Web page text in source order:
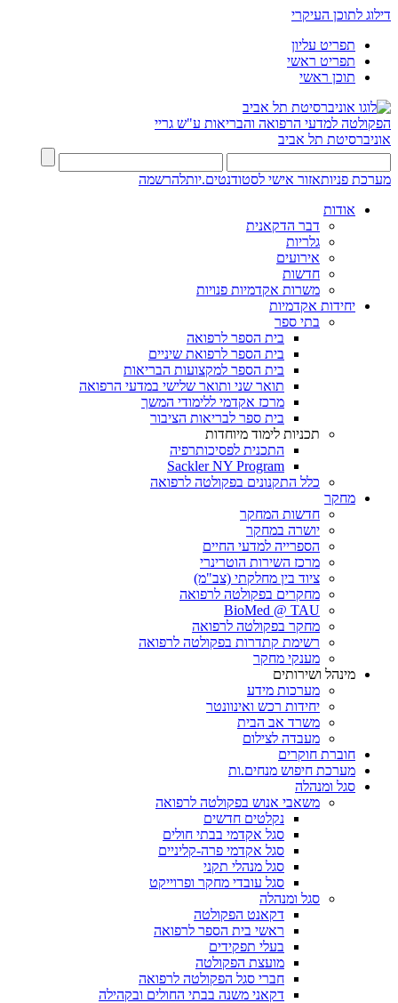
דילוג לתוכן העיקרי
תפריט עליון
תפריט ראשי
תוכן ראשי
הפקולטה למדעי הרפואה והבריאות ע"ש גריי
אוניברסיטת תל אביב
מערכת פניותאזור אישי לסטודנטים.יותלהרשמה
אודות
דבר הדקאנית
גלריות
אירועים
חדשות
משרות אקדמיות פנויות
יחידות אקדמיות
בתי ספר
בית הספר לרפואה
בית הספר לרפואת שיניים
בית הספר למקצועות הבריאות
תואר שני ותואר שלישי במדעי הרפואה
מרכז אקדמי ללימודי המשך
בית ספר לבריאות הציבור
תכניות לימוד מיוחדות
התכנית לפסיכותרפיה
Sackler NY Program
כלל התקנונים בפקולטה לרפואה
מחקר
חדשות המחקר
יושרה במחקר
הספרייה למדעי החיים
מרכז השירות הוטרינרי
ציוד בין מחלקתי (צב"מ)
מחקרים בפקולטה לרפואה
BioMed @ TAU
מחקר בפקולטה לרפואה
רשימת קתדרות בפקולטה לרפואה
מענקי מחקר
מינהל ושירותים
מערכות מידע
יחידות רכש ואינוונטר
משרד אב הבית
מעבדה לצילום
חוברת חוקרים
מערכת חיפוש מנחים.ות
סגל ומנהלה
משאבי אנוש בפקולטה לרפואה
נקלטים חדשים
סגל אקדמי בבתי חולים
סגל אקדמי פרה-קליניים
סגל מנהלי תקני
סגל עובדי מחקר ופרוייקט
סגל ומנהלה
דקאנט הפקולטה
ראשי בית הספר לרפואה
בעלי תפקידים
מועצת הפקולטה
חברי סגל הפקולטה לרפואה
דקאני משנה בבתי החולים ובקהילה